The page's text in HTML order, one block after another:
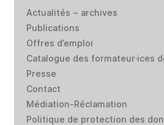
Actualités – archives
Publications
Offres d’emploi
Catalogue des formateur·ices
Presse
Contact
Médiation-Réclamation
Politique de protection des